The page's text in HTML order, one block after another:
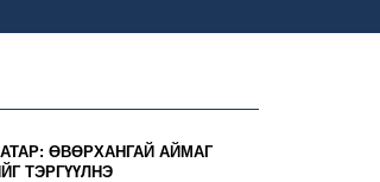
ӨВӨРХАНГАЙ АЙМАГ
ТЭРГҮҮЛНЭ